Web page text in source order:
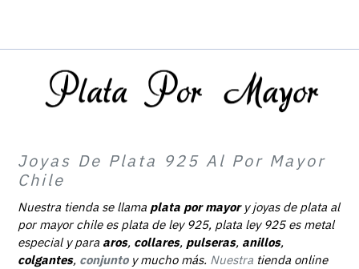
Joyas De Plata 925 Al Por Mayor
Chile
Nuestra tienda se llama plata por mayory joyas de plata al
por mayor chile es plata de ley 925, plata ley 925 es metal
especial y para aros, collares, pulseras, anillos,
colgantes, conjunto y mucho más. Nuestra tienda online